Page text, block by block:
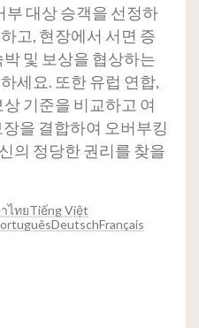
부 대상 승객을 선정하
고, 현장에서 서면 증
및 보상을 협상하는
세요. 또한 유럽 연합,
기준을 비교하고 여
을 결합하여 오버부킹
의 정당한 권리를 찾을
ไทยTiếng Việt
DeutschFrançais